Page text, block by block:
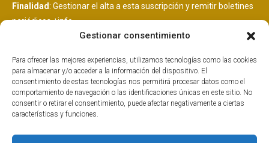
Gestionar consentimiento
Para ofrecer las mejores experiencias, utilizamos tecnologías como las cookies
para almacenar y/o acceder a la información del dispositivo. El
consentimiento de estas tecnologías nos permitirá procesar datos como el
comportamiento de navegación o las identificaciones únicas en este sitio. No
consentir o retirar el consentimiento, puede afectar negativamente a ciertas
características y funciones.
Finalidad: Gestionar el alta a esta suscripción y remitir boletines
periódicos+info
: Consentimiento del interesado+info
de envío de boletines alojada en EEUU y suscrita al EU
PrivacyShield.+info
Derechos: Tiene derechos que puedes ejercer como explicamos
aquí.+info